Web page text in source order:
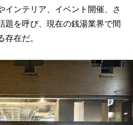
インテリア、イベント開催、さ
題を呼び、現在の銭湯業界で間
在だ。